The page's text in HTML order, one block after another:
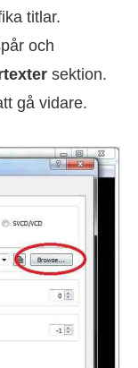
titlar.
och
sektion.
gå vidare.